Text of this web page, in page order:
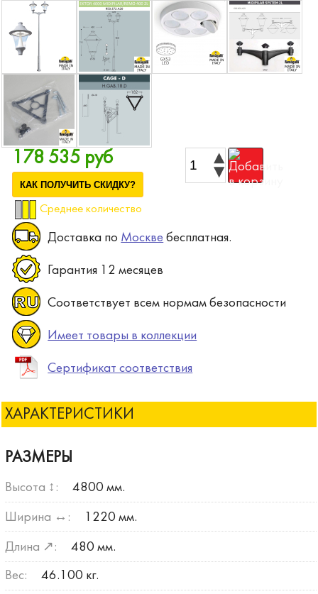
178 535 руб
КАК ПОЛУЧИТЬ СКИДКУ?
Среднее количество
Доставка по Москве бесплатная.
Гарантия 12 месяцев
Соответствует всем нормам безопасности
Имеет товары в коллекции
Сертификат соответствия
ХАРАКТЕРИСТИКИ
РАЗМЕРЫ
Высота ↕: 4800 мм.
Ширина ↔: 1220 мм.
Длина ↗: 480 мм.
Вес: 46.100 кг.